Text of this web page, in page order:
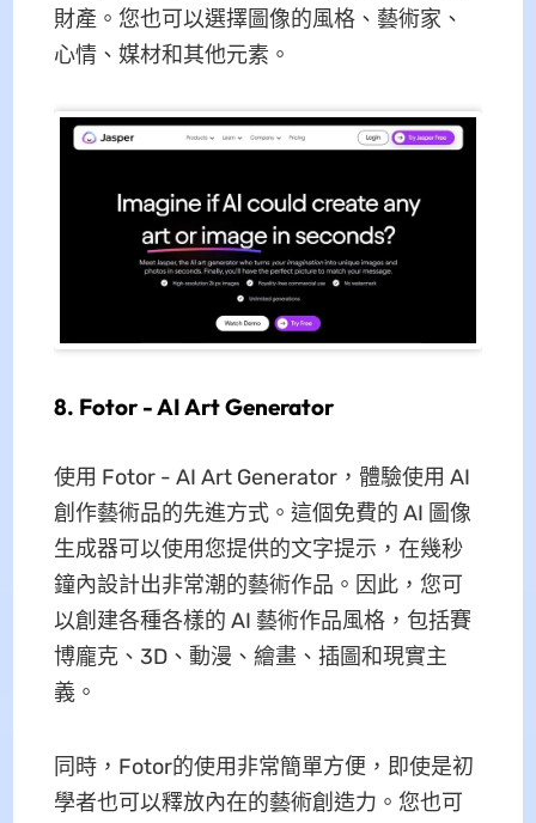
財產。您也可以選擇圖像的風格、藝術家、
心情、媒材和其他元素。
8. Fotor - AI Art Generator
使用 Fotor - AI Art Generator，體驗使用 AI
創作藝術品的先進方式。這個免費的 AI 圖像
生成器可以使用您提供的文字提示，在幾秒
鐘內設計出非常潮的藝術作品。因此，您可
以創建各種各樣的 AI 藝術作品風格，包括賽
博龐克、3D、動漫、繪畫、插圖和現實主
義。
同時，Fotor的使用非常簡單方便，即使是初
學者也可以釋放內在的藝術創造力。您也可